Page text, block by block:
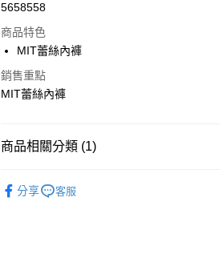
LINE Pay
Apple Pay
貨到付款
5658558
商品特色
MIT蕾絲內褲
銷售重點
MIT蕾絲內褲
商品相關分類 (1)
分享
客服